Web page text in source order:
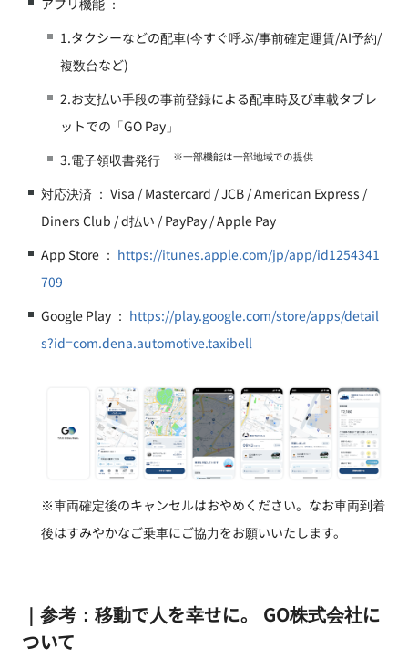
アプリ機能 ：
1.タクシーなどの配車(今すぐ呼ぶ/事前確定運賃/AI予約/
複数台など)
2.お支払い手段の事前登録による配車時及び車載タブレ
ットでの「GO Pay」
3.電子領収書発行
※一部機能は一部地域での提供
対応決済 ： Visa / Mastercard / JCB / American Express /
Diners Club / d払い / PayPay / Apple Pay
App Store ： https://itunes.apple.com/jp/app/id1254341
709
Google Play ： https://play.google.com/store/apps/detail
s?id=com.dena.automotive.taxibell
※車両確定後のキャンセルはおやめください。なお車両到着
後はすみやかなご乗車にご協力をお願いいたします。
｜参考：移動で人を幸せに。 GO株式会社に
ついて